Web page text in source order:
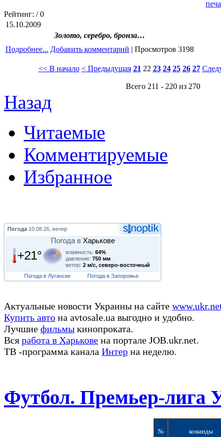
Рейтинг: / 0
15.10.2009
Золото, серебро, бронза…
Подробнее... Добавить комментарий | Просмотров 3198
<< В начало < Предыдущая 21 22 23 24 25 26 27
Всего 211 - 220 из 270
Назад
Читаемые
Комментируемые
Избранное
Погода 10.08.26, вечер
Погода в Харькове
+21° влажность: 64%
давление: 750 мм
ветер: 2 м/с, северо-восточный
Погода в Луганске
Погода в Запорожье
Актуальные новости Украины на сайте
Купить авто на avtosale.ua выгодно и удобно.
Лучшие фильмы кинопроката.
Вся работа в Харькове на портале JOB.ukr.net.
ТВ -программа канала Интер на неделю.
Футбол. Премьер-лига
№ команды